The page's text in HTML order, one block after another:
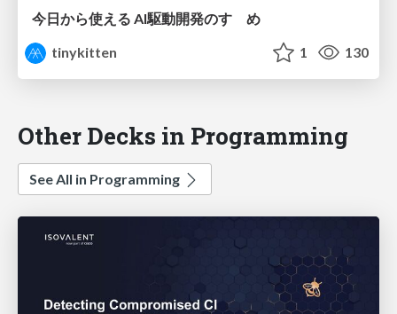
今日から使える AI駆動開発のすゝめ
tinykitten
1 130
Other Decks in Programming
See All in Programming